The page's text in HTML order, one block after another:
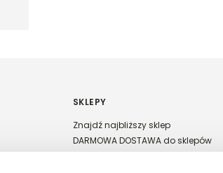
SKLEPY
Znajdź najbliższy sklep
DARMOWA DOSTAWA do sklepów